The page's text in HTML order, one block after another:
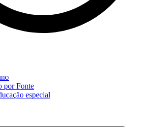
por Fonte
especial